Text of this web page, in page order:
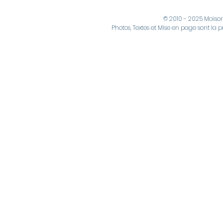
© 2010 - 2025
Photos, Textes et Mise en page sont